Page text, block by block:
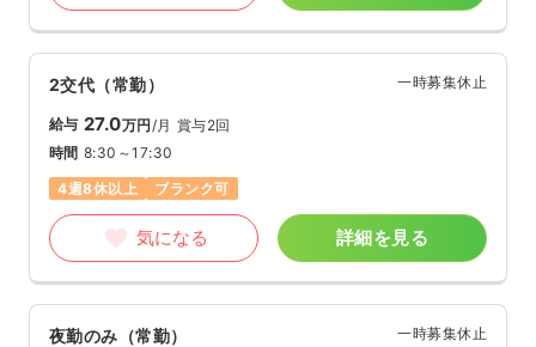
2交代（常勤） 一時募集休止
給与 27.0万円/月 賞与2回
時間 8:30～17:30
4週8休以上
ブランク可
気になる 詳細を見る
夜勤のみ（常勤） 一時募集休止